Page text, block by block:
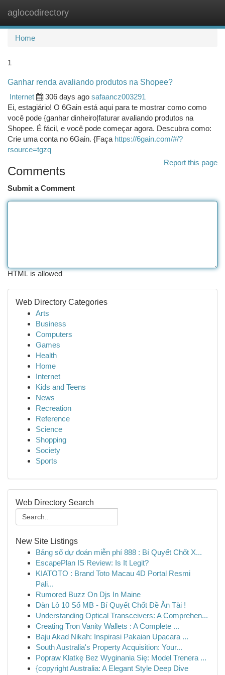
aglocodirectory
Home
1
Ganhar renda avaliando produtos na Shopee?
Internet
306 days ago safaancz003291
Ei, estagiário! O 6Gain está aqui para te mostrar como como
você pode {ganhar dinheiro|faturar avaliando produtos na
Shopee. É fácil, e você pode começar agora. Descubra como:
Crie uma conta no 6Gain. {Faça https://6gain.com/#/?
rsource=tgzq
Report this page
Comments
Submit a Comment
HTML is allowed
Web Directory Categories
Arts
Business
Computers
Games
Health
Home
Internet
Kids and Teens
News
Recreation
Reference
Science
Shopping
Society
Sports
Web Directory Search
New Site Listings
Bảng số dự đoán miễn phí 888 : Bí Quyết Chốt X...
EscapePlan IS Review: Is It Legit?
KIATOTO : Brand Toto Macau 4D Portal Resmi
Pali...
Rumored Buzz On Djs In Maine
Dàn Lô 10 Số MB - Bí Quyết Chốt Đề Ăn Tài !
Understanding Optical Transceivers: A Comprehen...
Creating Tron Vanity Wallets : A Complete ...
Baju Akad Nikah: Inspirasi Pakaian Upacara ...
South Australia's Property Acquisition: Your...
Popraw Klatkę Bez Wyginania Się: Model Trenera ...
{copyright Australia: A Elegant Style Deep Dive